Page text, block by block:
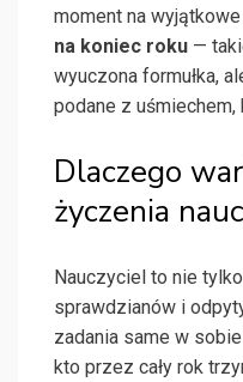
moment na wyjątkowe
na koniec roku —
wyuczona formułka,
podane z
Dlaczego
życzenia
Nauczyciel to nie
sprawdzianów i
zadania same w
kto przez cały rok